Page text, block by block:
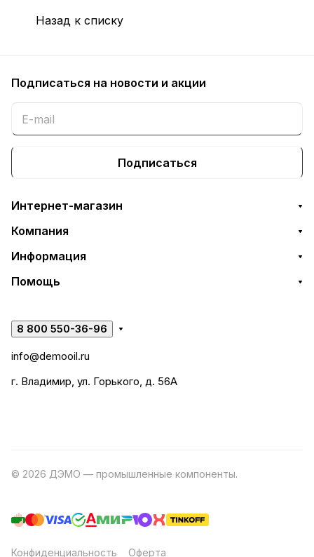
Назад к списку
Подписаться на новости и акции
Подписаться
Интернет-магазин
Компания
Информация
Помощь
8 800 550-36-96
info@demooil.ru
г. Владимир, ул. Горького, д. 56А
© 2026 ДЭМО — промышленные компоненты.
Конфиденциальность Оферта